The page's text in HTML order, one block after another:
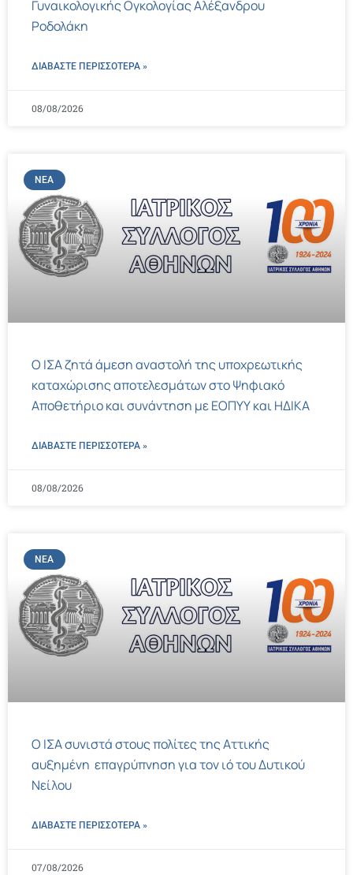
Γυναικολογικής Ογκολογίας Αλέξανδρου
Ροδολάκη
ΔΙΑΒΑΣΤΕ ΠΕΡΙΣΣΌΤΕΡΑ »
08/08/2026
ΝΈΑ
Ο ΙΣΑ ζητά άμεση αναστολή της υποχρεωτικής
καταχώρισης αποτελεσμάτων στο Ψηφιακό
Αποθετήριο και συνάντηση με ΕΟΠΥΥ και ΗΔΙΚΑ
ΔΙΑΒΑΣΤΕ ΠΕΡΙΣΣΌΤΕΡΑ »
08/08/2026
ΝΈΑ
Ο ΙΣΑ συνιστά στους πολίτες της Αττικής
αυξημένη επαγρύπνηση για τον ιό του Δυτικού
Νείλου
ΔΙΑΒΑΣΤΕ ΠΕΡΙΣΣΌΤΕΡΑ »
07/08/2026